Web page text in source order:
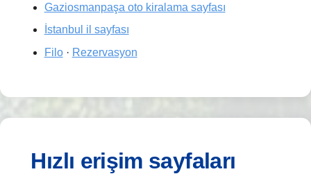
Gaziosmanpaşa oto kiralama sayfası
İstanbul il sayfası
Filo· Rezervasyon
Hızlı erişim sayfaları